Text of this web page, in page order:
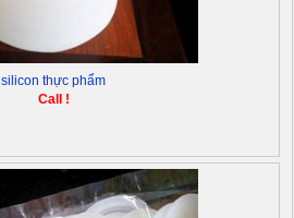
silicon thực phẩm
Call !